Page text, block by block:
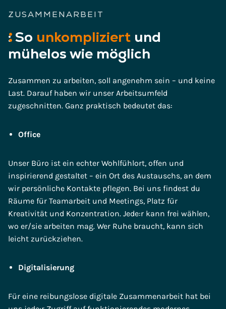
ZUSAMMENARBEIT
:So unkompliziert und
mühelos wie möglich
Zusammen zu arbeiten, soll angenehm sein – und keine
Last. Darauf haben wir unser Arbeitsumfeld
zugeschnitten. Ganz praktisch bedeutet das:
Office
Unser Büro ist ein echter Wohlfühlort, offen und
inspirierend gestaltet – ein Ort des Austauschs, an dem
wir persönliche Kontakte pflegen. Bei uns findest du
Räume für Teamarbeit und Meetings, Platz für
Kreativität und Konzentration. Jede:r kann frei wählen,
wo er/sie arbeiten mag. Wer Ruhe braucht, kann sich
leicht zurückziehen.
Digitalisierung
Für eine reibungslose digitale Zusammenarbeit hat bei